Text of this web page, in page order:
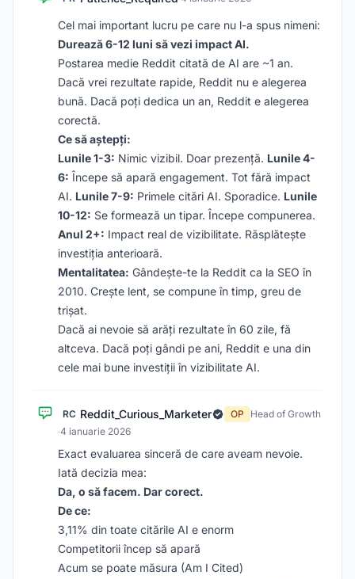
Cel mai important lucru pe care nu l-a spus nimeni:
Durează 6-12 luni să vezi impact AI.
Postarea medie Reddit citată de AI are ~1 an.
Dacă vrei rezultate rapide, Reddit nu e alegerea
bună. Dacă poți dedica un an, Reddit e alegerea
corectă.
Ce să aștepți:
Lunile 1-3: Nimic vizibil. Doar prezență. Lunile 4-
6: Începe să apară engagement. Tot fără impact
AI. Lunile 7-9: Primele citări AI. Sporadice. Lunile
10-12: Se formează un tipar. Începe compunerea.
Anul 2+: Impact real de vizibilitate. Răsplătește
investiția anterioară.
Mentalitatea: Gândește-te la Reddit ca la SEO în
2010. Crește lent, se compune în timp, greu de
trișat.
Dacă ai nevoie să arăți rezultate în 60 zile, fă
altceva. Dacă poți gândi pe ani, Reddit e una din
cele mai bune investiții în vizibilitate AI.
RC Reddit_Curious_Marketer OP
Head of Growth
·4 ianuarie 2026
Exact evaluarea sinceră de care aveam nevoie.
Iată decizia mea:
Da, o să facem. Dar corect.
De ce:
3,11% din toate citările AI e enorm
Competitorii încep să apară
Acum se poate măsura (Am I Cited)